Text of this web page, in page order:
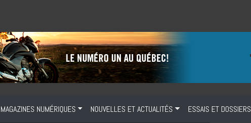
MAGAZINES NUMÉRIQUES NOUVELLES ET ACTUALITÉS ESSAIS ET DOSSIERS